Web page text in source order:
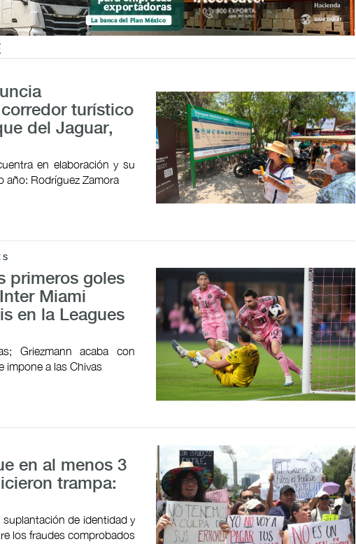
turístico
del Jaguar,
en elaboración y su
año: Rodríguez Zamora
primeros goles
Miami
en la Leagues
Griezmann acaba con
impone a las Chivas
en al menos 3
trampa:
de identidad y
los fraudes comprobados